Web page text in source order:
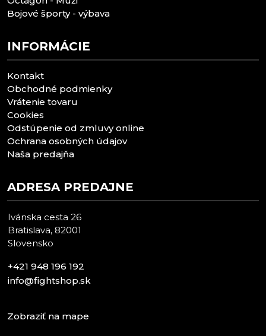
Bojové športy - výbava
INFORMÁCIE
Kontakt
Obchodné podmienky
Vrátenie tovaru
Cookies
Odstúpenie od zmluvy online
Ochrana osobných údajov
Naša predajňa
ADRESA PREDAJNE
Ivánska cesta 26
Bratislava, 82001
Slovensko
+421 948 196 192
info@fightshop.sk
Zobraziť na mape